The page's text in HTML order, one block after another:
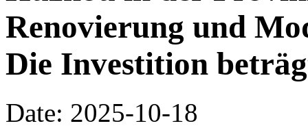
Renovierung und
Die Investition
Date: 2025-10-18